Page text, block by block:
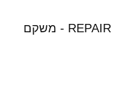
REPAIR - משקם